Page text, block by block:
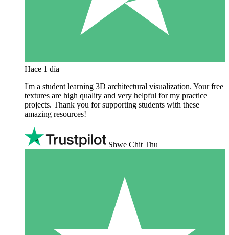
Hace 1 día
I'm a student learning 3D architectural visualization. Your free
textures are high quality and very helpful for my practice
projects. Thank you for supporting students with these
amazing resources!
Shwe Chit Thu